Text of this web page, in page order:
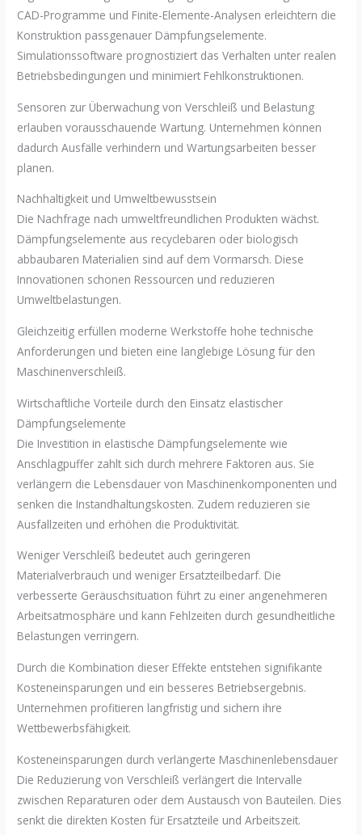
CAD-Programme und Finite-Elemente-Analysen erleichtern die
Konstruktion passgenauer Dämpfungselemente.
Simulationssoftware prognostiziert das Verhalten unter realen
Betriebsbedingungen und minimiert Fehlkonstruktionen.
Sensoren zur Überwachung von Verschleiß und Belastung
erlauben vorausschauende Wartung. Unternehmen können
dadurch Ausfälle verhindern und Wartungsarbeiten besser
planen.
Nachhaltigkeit und Umweltbewusstsein
Die Nachfrage nach umweltfreundlichen Produkten wächst.
Dämpfungselemente aus recyclebaren oder biologisch
abbaubaren Materialien sind auf dem Vormarsch. Diese
Innovationen schonen Ressourcen und reduzieren
Umweltbelastungen.
Gleichzeitig erfüllen moderne Werkstoffe hohe technische
Anforderungen und bieten eine langlebige Lösung für den
Maschinenverschleiß.
Wirtschaftliche Vorteile durch den Einsatz elastischer
Dämpfungselemente
Die Investition in elastische Dämpfungselemente wie
Anschlagpuffer zahlt sich durch mehrere Faktoren aus. Sie
verlängern die Lebensdauer von Maschinenkomponenten und
senken die Instandhaltungskosten. Zudem reduzieren sie
Ausfallzeiten und erhöhen die Produktivität.
Weniger Verschleiß bedeutet auch geringeren
Materialverbrauch und weniger Ersatzteilbedarf. Die
verbesserte Geräuschsituation führt zu einer angenehmeren
Arbeitsatmosphäre und kann Fehlzeiten durch gesundheitliche
Belastungen verringern.
Durch die Kombination dieser Effekte entstehen signifikante
Kosteneinsparungen und ein besseres Betriebsergebnis.
Unternehmen profitieren langfristig und sichern ihre
Wettbewerbsfähigkeit.
Kosteneinsparungen durch verlängerte Maschinenlebensdauer
Die Reduzierung von Verschleiß verlängert die Intervalle
zwischen Reparaturen oder dem Austausch von Bauteilen. Dies
senkt die direkten Kosten für Ersatzteile und Arbeitszeit.